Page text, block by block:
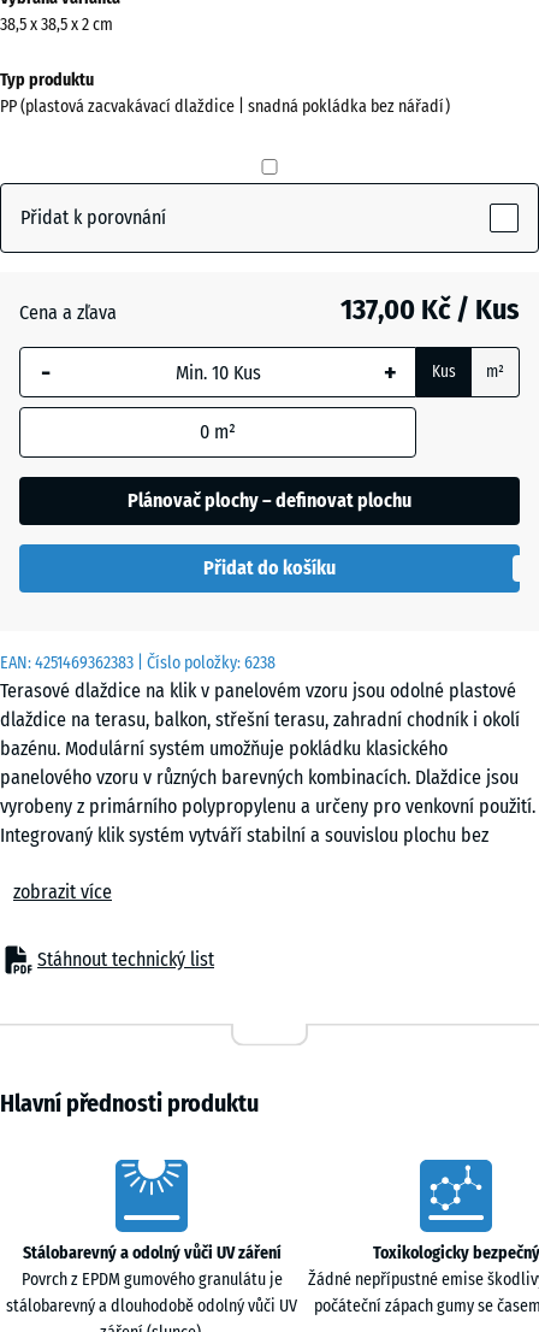
EAN:4251469362383 | Číslo položky:6238
Terasové dlaždice na klik v panelovém vzoru jsou odolné plastové
dlaždice na terasu, balkon, střešní terasu, zahradní chodník i okolí
bazénu. Modulární systém umožňuje pokládku klasického
panelového vzoru v různých barevných kombinacích. Dlaždice jsou
vyrobeny z primárního polypropylenu a určeny pro venkovní použití.
Integrovaný klik systém vytváří stabilní a souvislou plochu bez
Komfort
domácí zvířata. Dešťová voda je odváděna otevřenou konstrukcí, což
umožňuje rychlé osychání podlahy. Odvětrávaná spodní část
definovanými mechanickými vlastnostmi. Nepoužívají se recyklované
směsi neznámého původu. Materiál je odolný vůči UV záření a
vybavena hustě rozmístěnými podpěrami se širokými styčnými
plochami, které rovnoměrně rozkládají zatížení na podklad a
umožňují volný odtok vody.
Montáž
Dlaždice se pokládají plovoucím způsobem na nosný a rovný
podklad. Jednotlivé prvky se spojují pomocí integrovaného klik
zobrazit více
Stáhnout technický list
informací
o
Zobrazit
Vanilka(active)
Břidlice
Stříbrošedá
38,5 x 38,5 x 2 cm
Typ produktu
PP (plastová zacvakávací dlaždice | snadná pokládka bez nářadí)
Přidat k porovnání
Cena a zľava 137,00 Kč / Kus
- + Kus m²
0 m²
Plánovač plochy – definovat plochu
Přidat do košíku
Hlavní přednosti produktu
Characteristics
Stálobarevný a odolný vůči UV záření
Povrch z EPDM gumového granulátu je
stálobarevný a dlouhodobě odolný vůči UV
Toxikologicky bezpečný
Žádné nepřípustné emise
počáteční zápach gumy se